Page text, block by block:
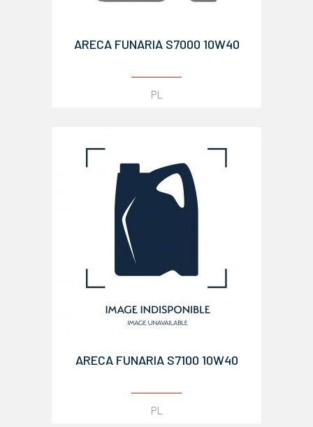
ARECA FUNARIA S7000 10W40
PL
ARECA FUNARIA S7100 10W40
PL